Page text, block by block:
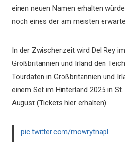
einen neuen Namen erhalten
noch eines der am meisten
In der Zwischenzeit wird Del Rey
Großbritannien und Irland den
Tourdaten in Großbritannien und
einem Set im Hinterland 2025 in
August (Tickets hier erhalten).
pic.twitter.com/mowrytnapl